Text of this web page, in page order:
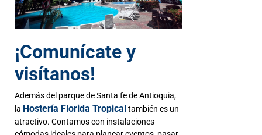
¡Comunícate y
visítanos!
Además del parque de Santa fe de Antioquia,
la Hostería Florida Tropicaltambién es un
atractivo. Contamos con instalaciones